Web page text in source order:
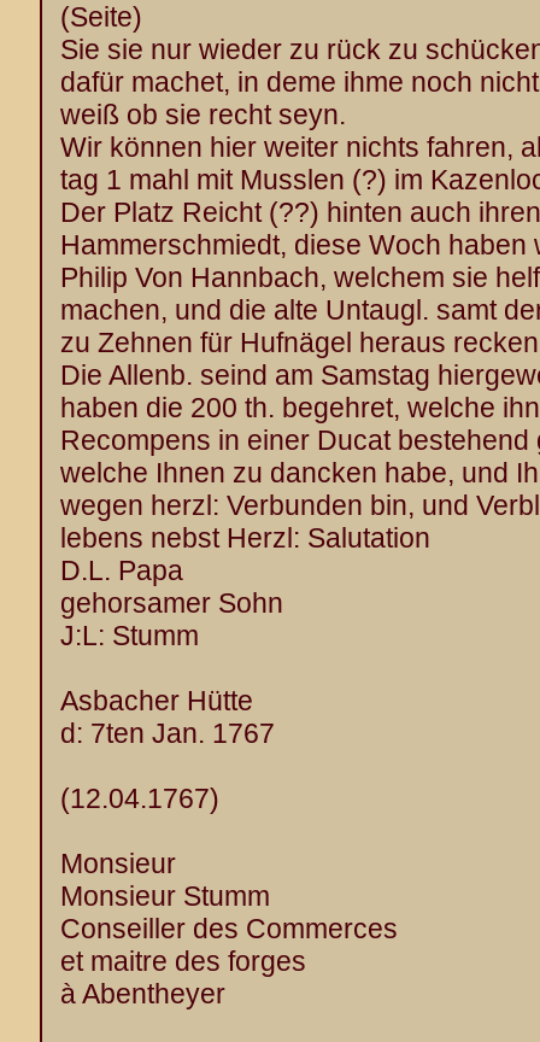
(Seite)
Sie sie nur wieder zu rück zu
dafür machet, in deme ihme noch
weiß ob sie recht seyn.
Wir können hier weiter nichts fahren,
tag 1 mahl mit Musslen (?) im
Der Platz Reicht (??) hinten auch
Hammerschmiedt, diese Woch haben
Philip Von Hannbach, welchem sie
machen, und die alte Untaugl. samt
zu Zehnen für Hufnägel heraus
Die Allenb. seind am Samstag
haben die 200 th. begehret, welche
Recompens in einer Ducat bestehend
welche Ihnen zu dancken habe, und
wegen herzl: Verbunden bin, und
lebens nebst Herzl: Salutation
D.L. Papa
gehorsamer Sohn
J:L: Stumm
Asbacher Hütte
d: 7ten Jan. 1767
(12.04.1767)
Monsieur
Monsieur Stumm
Conseiller des Commerces
et maitre des forges
à Abentheyer